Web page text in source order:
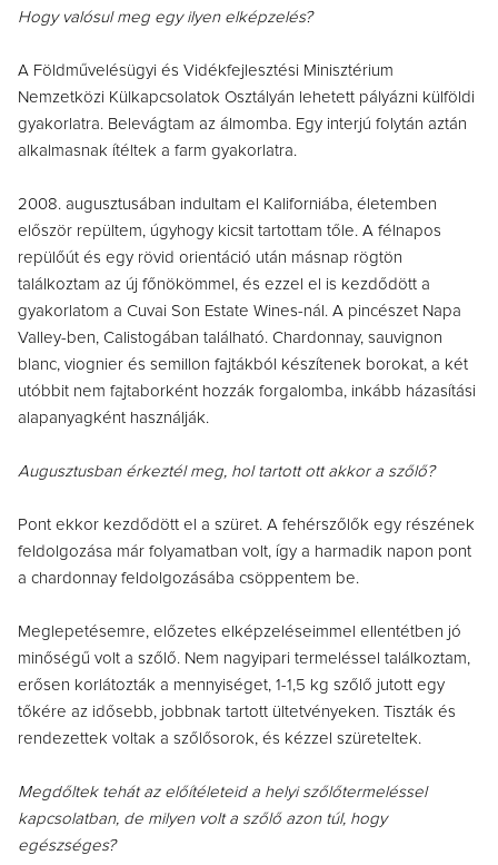
Hogy valósul meg egy ilyen elképzelés?
A Földművelésügyi és Vidékfejlesztési Minisztérium
Nemzetközi Külkapcsolatok Osztályán lehetett pályázni külföldi
gyakorlatra. Belevágtam az álmomba. Egy interjú folytán aztán
alkalmasnak ítéltek a farm gyakorlatra.
2008. augusztusában indultam el Kaliforniába, életemben
először repültem, úgyhogy kicsit tartottam tőle. A félnapos
repülőút és egy rövid orientáció után másnap rögtön
találkoztam az új főnökömmel, és ezzel el is kezdődött a
gyakorlatom a Cuvai Son Estate Wines-nál. A pincészet Napa
Valley-ben, Calistogában található. Chardonnay, sauvignon
blanc, viognier és semillon fajtákból készítenek borokat, a két
utóbbit nem fajtaborként hozzák forgalomba, inkább házasítási
alapanyagként használják.
Augusztusban érkeztél meg, hol tartott ott akkor a szőlő?
Pont ekkor kezdődött el a szüret. A fehérszőlők egy részének
feldolgozása már folyamatban volt, így a harmadik napon pont
a chardonnay feldolgozásába csöppentem be.
Meglepetésemre, előzetes elképzeléseimmel ellentétben jó
minőségű volt a szőlő. Nem nagyipari termeléssel találkoztam,
erősen korlátozták a mennyiséget, 1-1,5 kg szőlő jutott egy
tőkére az idősebb, jobbnak tartott ültetvényeken. Tiszták és
rendezettek voltak a szőlősorok, és kézzel szüreteltek.
Megdőltek tehát az előítéleteid a helyi szőlőtermeléssel
kapcsolatban, de milyen volt a szőlő azon túl, hogy
egészséges?